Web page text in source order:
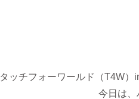
タッチフォーワールド（T4W）
今日は、